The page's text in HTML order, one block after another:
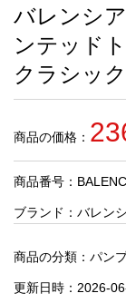
す
す
め
商
人
気
商
バレンシ
ンテッド
クラシッ
商品の価格：
商品番号：
ブランド： バレン
商品の分類： パン
更新日時：2026-